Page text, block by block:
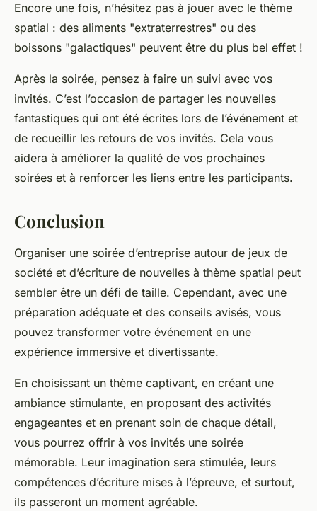
Encore une fois, n’hésitez pas à jouer avec le thème
spatial : des aliments "extraterrestres" ou des
boissons "galactiques" peuvent être du plus bel effet !
Après la soirée, pensez à faire un suivi avec vos
invités. C’est l’occasion de partager les nouvelles
fantastiques qui ont été écrites lors de l’événement et
de recueillir les retours de vos invités. Cela vous
aidera à améliorer la qualité de vos prochaines
soirées et à renforcer les liens entre les participants.
Conclusion
Organiser une soirée d’entreprise autour de jeux de
société et d’écriture de nouvelles à thème spatial peut
sembler être un défi de taille. Cependant, avec une
préparation adéquate et des conseils avisés, vous
pouvez transformer votre événement en une
expérience immersive et divertissante.
En choisissant un thème captivant, en créant une
ambiance stimulante, en proposant des activités
engageantes et en prenant soin de chaque détail,
vous pourrez offrir à vos invités une soirée
mémorable. Leur imagination sera stimulée, leurs
compétences d’écriture mises à l’épreuve, et surtout,
ils passeront un moment agréable.